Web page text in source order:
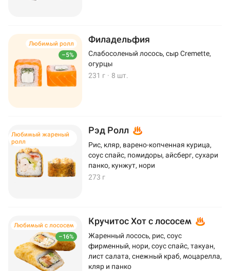
–5%
Любимый ролл Филадельфия
Слабосоленый лосось, сыр Cremette,
огурцы
231 г · 8 шт.
Любимый жареный
ролл
Рэд Ролл
Рис, кляр, варено-копченная курица,
соус спайс, помидоры, айсберг, сухари
панко, кунжут, нори
273 г
–16%
Любимый с лососем Кручитос Хот с лососем
Жаренный лосось, рис, соус
фирменный, нори, соус спайс, такуан,
лист салата, снежный краб, моцарелла,
кляр и панко